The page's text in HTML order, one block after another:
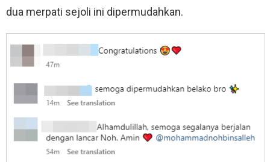
dua merpati sejoli ini dipermudahkan.